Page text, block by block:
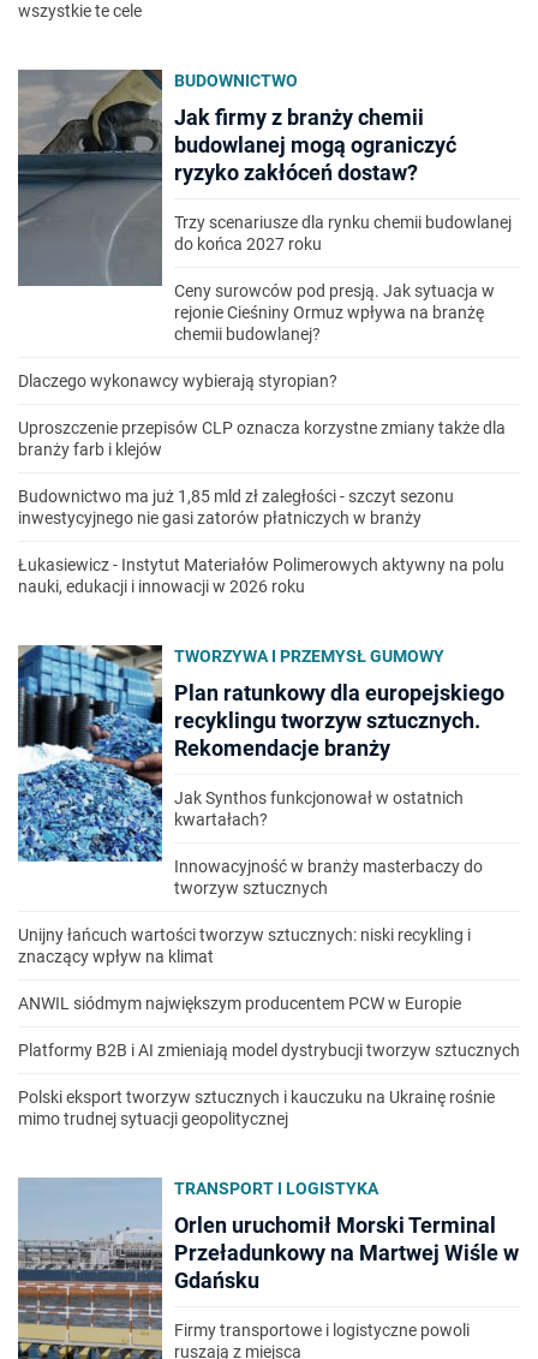
wszystkie te cele
BUDOWNICTWO
Jak firmy z branży chemii
budowlanej mogą ograniczyć
ryzyko zakłóceń dostaw?
Trzy scenariusze dla rynku chemii budowlanej
do końca 2027 roku
Ceny surowców pod presją. Jak sytuacja w
rejonie Cieśniny Ormuz wpływa na branżę
chemii budowlanej?
Dlaczego wykonawcy wybierają styropian?
Uproszczenie przepisów CLP oznacza korzystne zmiany także dla
branży farb i klejów
Budownictwo ma już 1,85 mld zł zaległości - szczyt sezonu
inwestycyjnego nie gasi zatorów płatniczych w branży
Łukasiewicz - Instytut Materiałów Polimerowych aktywny na polu
nauki, edukacji i innowacji w 2026 roku
TWORZYWA I PRZEMYSŁ GUMOWY
Plan ratunkowy dla europejskiego
recyklingu tworzyw sztucznych.
Rekomendacje branży
Jak Synthos funkcjonował w ostatnich
kwartałach?
Innowacyjność w branży masterbaczy do
tworzyw sztucznych
Unijny łańcuch wartości tworzyw sztucznych: niski recykling i
znaczący wpływ na klimat
ANWIL siódmym największym producentem PCW w Europie
Platformy B2B i AI zmieniają model dystrybucji tworzyw sztucznych
Polski eksport tworzyw sztucznych i kauczuku na Ukrainę rośnie
mimo trudnej sytuacji geopolitycznej
TRANSPORT I LOGISTYKA
Orlen uruchomił Morski Terminal
Przeładunkowy na Martwej Wiśle w
Gdańsku
Firmy transportowe i logistyczne powoli
ruszają z miejsca